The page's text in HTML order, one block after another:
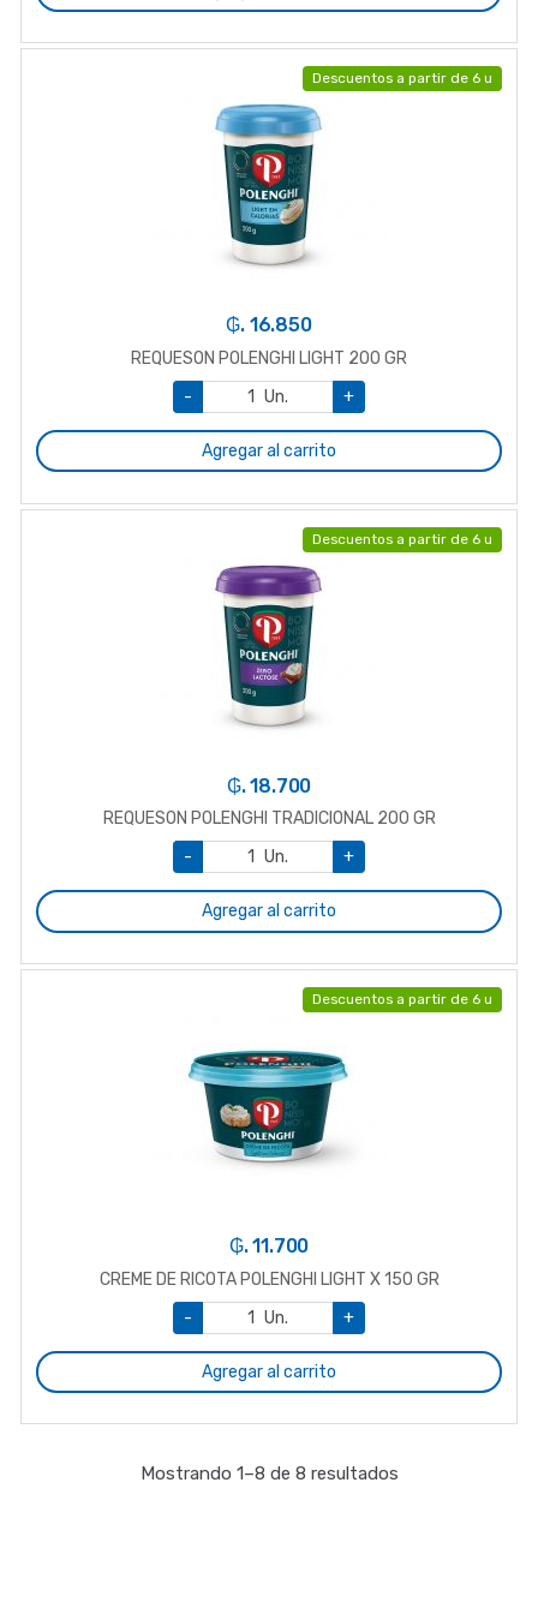
Descuentos a partir de 6 u
₲. 16.850
REQUESON POLENGHI LIGHT 200 GR
-
Un. +
Agregar al carrito
Descuentos a partir de 6 u
₲. 18.700
REQUESON POLENGHI TRADICIONAL 200 GR
-
Un. +
Agregar al carrito
Descuentos a partir de 6 u
₲. 11.700
CREME DE RICOTA POLENGHI LIGHT X 150 GR
-
Un. +
Agregar al carrito
Mostrando 1–8 de 8 resultados